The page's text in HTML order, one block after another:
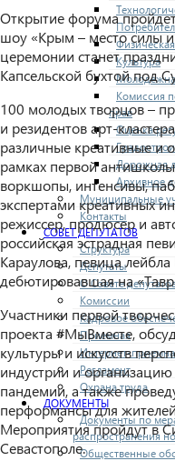
Культура
Комиссия
прав
Оценка
Дорожная
Архивное
Муниципальные
Контакты
СОВЕТ ДЕПУТАТОВ
Структура
Депутаты
О Совете
Комиссии
Кадровое
Приемная
Интернет-
Регламент
Охрана труда
ДОКУМЕНТЫ
Документы по
распространения
Общественные
Открытие форума
шоу «Крым – место силы
церемонии станет
Капсельской бухтой под
100 молодых творцов –
и резидентов арт-
различные креативные и
рамках первой
воркшопы, интенсивы,
экспертами креативных
режиссер, продюсер и
российская эстрадная
Караулова, певица
дебютировавшая на
Участники первой
проекта #МыВместе,
культуры и искусств
индустрии и
пандемии, а также
перформансы для
Мероприятия пройдут в
Севастополе.